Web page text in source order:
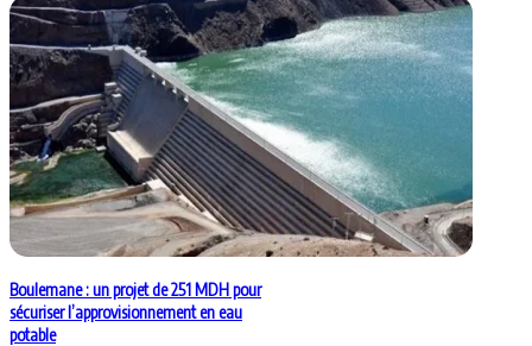
Boulemane : un projet de 251 MDH pour
sécuriser l’approvisionnement en eau
potable